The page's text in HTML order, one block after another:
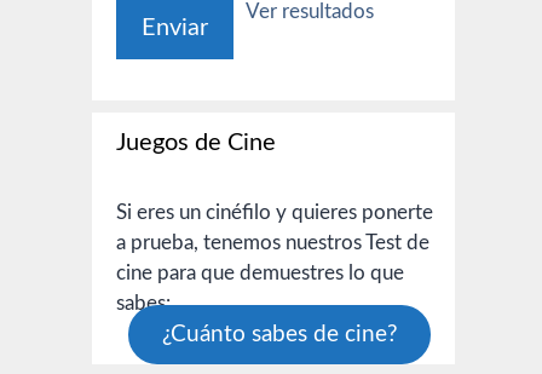
Ver resultados
Juegos de Cine
Si eres un cinéfilo y quieres ponerte
a prueba, tenemos nuestros Test de
cine para que demuestres lo que
sabes:
¿Cuánto sabes de cine?